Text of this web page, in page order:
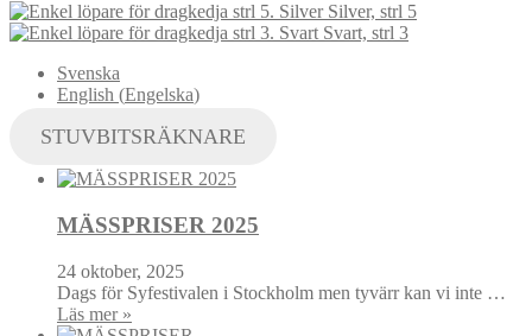
Silver, strl 5
Svart, strl 3
Svenska
English (Engelska)
STUVBITSRÄKNARE
MÄSSPRISER 2025
24 oktober, 2025
Dags för Syfestivalen i Stockholm men tyvärr kan vi inte …
Läs mer »